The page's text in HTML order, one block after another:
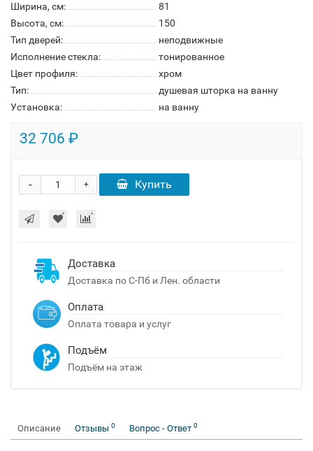
Ширина, см:
81
Высота, см:
150
Тип дверей:
неподвижные
Исполнение стекла:
тонированное
Цвет профиля:
хром
Тип:
душевая шторка на ванну
Установка:
на ванну
32 706 ₽
+
- Купить
Доставка
Доставка по С-Пб и Лен. области
Оплата
Оплата товара и услуг
Подъём
Подъём на этаж
Описание Отзывы 0 Вопрос - Ответ 0